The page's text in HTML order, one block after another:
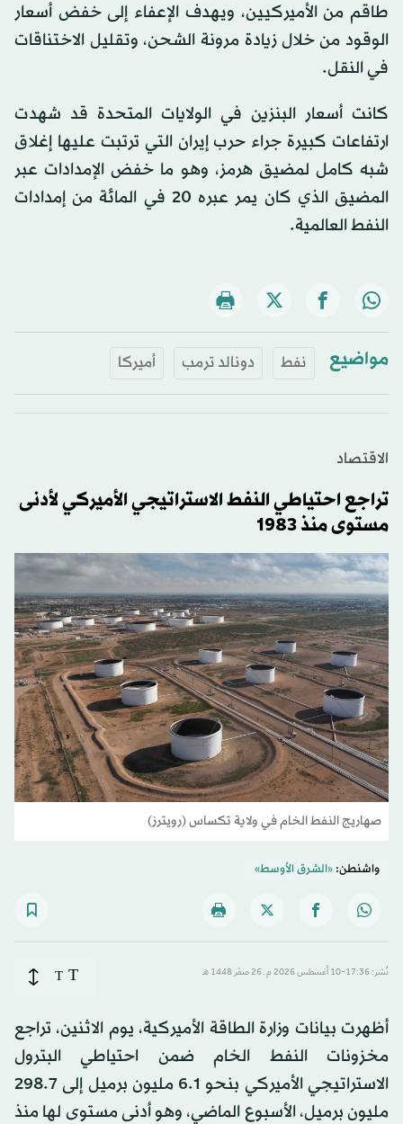
طاقم من الأميركيين، ويهدف الإعفاء إلى خفض أسعار
الوقود من خلال زيادة مرونة الشحن، وتقليل الاختناقات
في النقل.
كانت أسعار البنزين في الولايات المتحدة قد شهدت
ارتفاعات كبيرة جراء حرب إيران التي ترتبت عليها إغلاق
شبه كامل لمضيق هرمز، وهو ما خفض الإمدادات عبر
المضيق الذي كان يمر عبره 20 في المائة من إمدادات
النفط العالمية.
مواضيع نفط دونالد ترمب أميركا
الاقتصاد
تراجع احتياطي النفط الاستراتيجي الأميركي لأدنى
مستوى منذ 1983
صهاريج النفط الخام في ولاية تكساس (رويترز)
واشنطن:«الشرق الأوسط»
نُشر: 17:36-10 أغسطس 2026 م ـ 26 صفَر 1448 هـ T
T
أظهرت بيانات وزارة الطاقة الأميركية، يوم الاثنين، تراجع
مخزونات النفط الخام ضمن احتياطي البترول
الاستراتيجي الأميركي بنحو 6.1 مليون برميل إلى 298.7
مليون برميل، الأسبوع الماضي، وهو أدنى مستوى لها منذ